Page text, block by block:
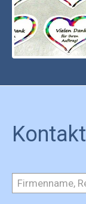
Kontakt